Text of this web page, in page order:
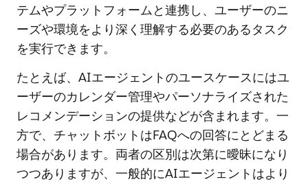
テムやプラットフォームと連携し、ユーザーのニ
ーズや環境をより深く理解する必要のあるタスク
を実行できます。
たとえば、AIエージェントのユースケースにはユ
ーザーのカレンダー管理やパーソナライズされた
レコメンデーションの提供などが含まれます。一
方で、チャットボットはFAQへの回答にとどまる
場合があります。両者の区別は次第に曖昧になり
つつありますが、一般的にAIエージェントはより